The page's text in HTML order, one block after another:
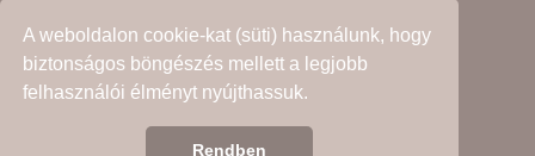
A weboldalon cookie-kat (süti) használunk, hogy
biztonságos böngészés mellett a legjobb
felhasználói élményt nyújthassuk.
Rendben